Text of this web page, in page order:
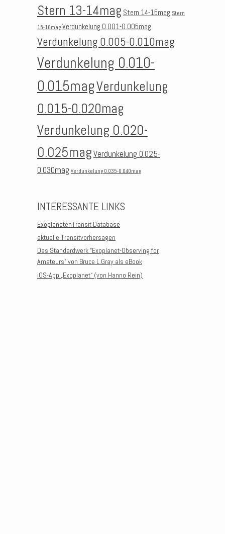
Stern 13-14mag Stern 14-15mag Stern
15-16mag Verdunkelung 0.001-0.005mag
Verdunkelung 0.005-0.010mag
Verdunkelung 0.010-
0.015magVerdunkelung
0.015-0.020mag
Verdunkelung 0.020-
0.025magVerdunkelung 0.025-
0.030mag Verdunkelung 0.035-0.040mag
INTERESSANTE LINKS
ExoplanetenTransit Database
aktuelle Transitvorhersagen
Das Standardwerk “Exoplanet-Observing for
Amateurs” von Bruce L.Gray als eBook
iOS-App „Exoplanet“ (von Hanno Rein)